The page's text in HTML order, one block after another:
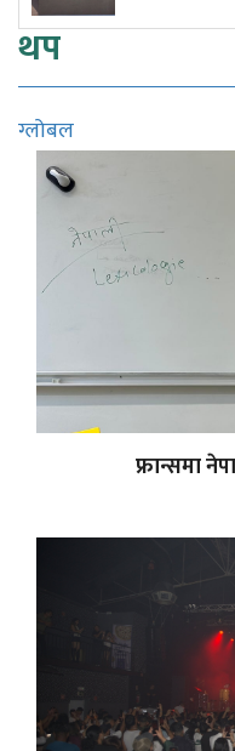
थप
ग्लोबल
फ्रान्समा